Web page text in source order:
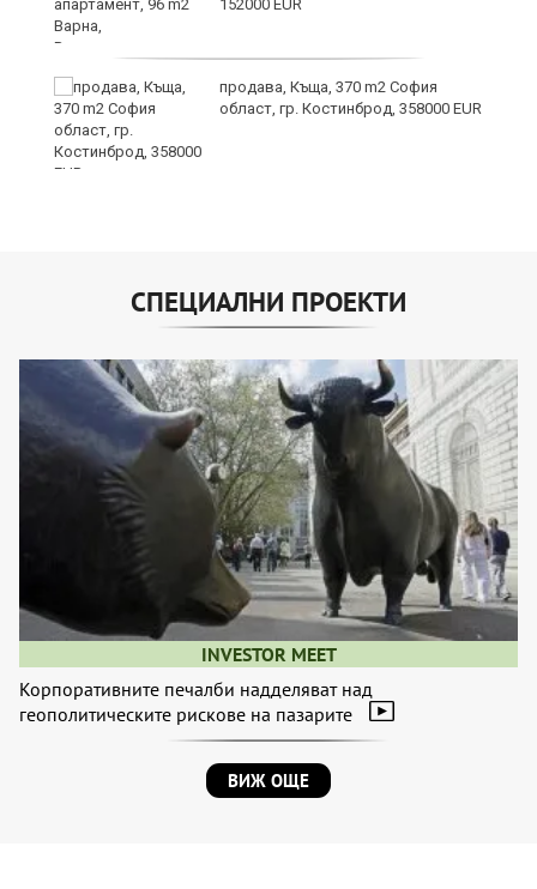
152000 EUR
продава, Къща, 370 m2 София
област, гр. Костинброд, 358000 EUR
СПЕЦИАЛНИ ПРОЕКТИ
INVESTOR MEET
Корпоративните печалби надделяват над
геополитическите рискове на пазарите
ВИЖ ОЩЕ